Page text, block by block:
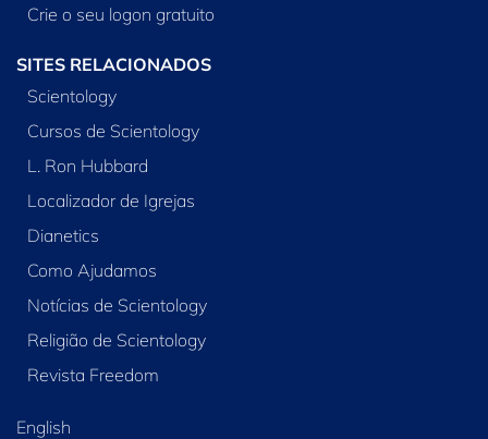
Crie o seu logon gratuito
SITES RELACIONADOS
Scientology
Cursos de Scientology
L. Ron Hubbard
Localizador de Igrejas
Dianetics
Como Ajudamos
Notícias de Scientology
Religião de Scientology
Revista Freedom
English